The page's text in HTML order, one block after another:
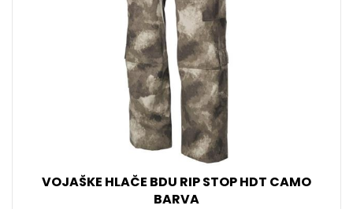
VOJAŠKE HLAČE BDU RIP STOP HDT CAMO
BARVA